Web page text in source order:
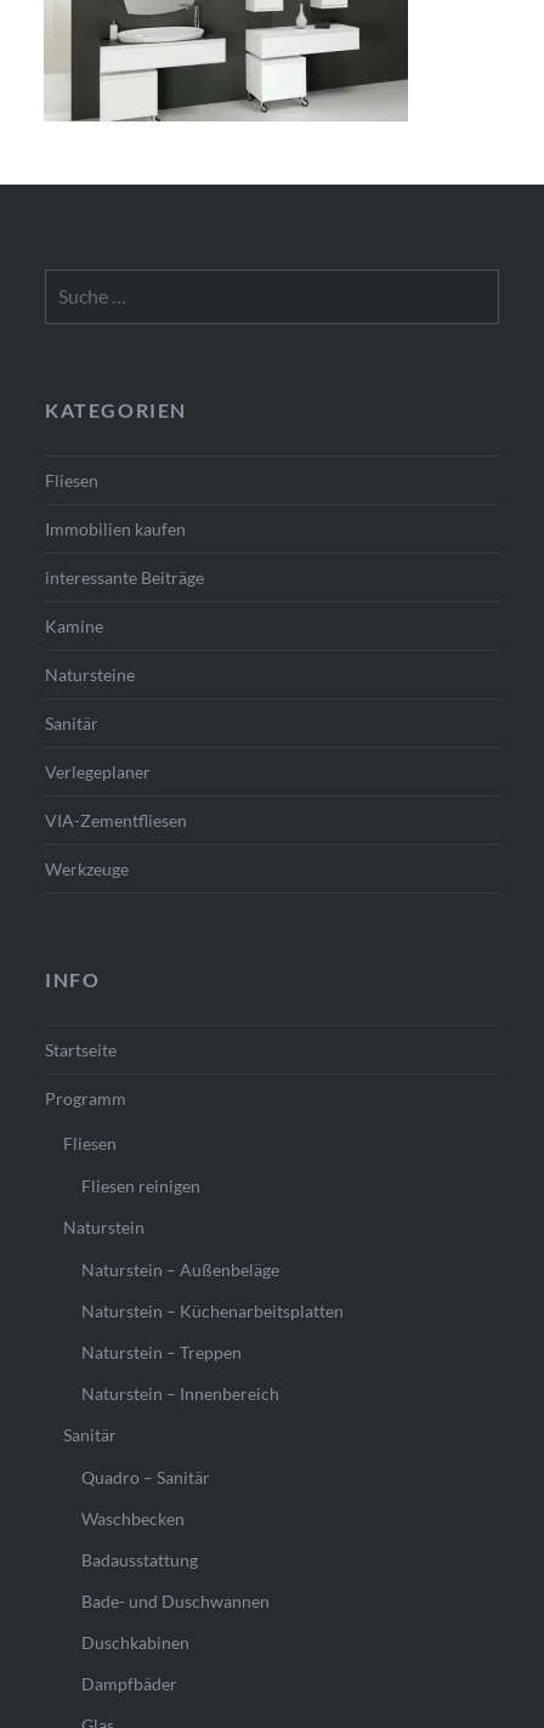
nach:
KATEGORIEN
Fliesen
Immobilien kaufen
interessante Beiträge
Kamine
Natursteine
Sanitär
Verlegeplaner
VIA-Zementfliesen
Werkzeuge
INFO
Startseite
Programm
Fliesen
Fliesen reinigen
Naturstein
Naturstein – Außenbeläge
Naturstein – Küchenarbeitsplatten
Naturstein – Treppen
Naturstein – Innenbereich
Sanitär
Quadro – Sanitär
Waschbecken
Badausstattung
Bade- und Duschwannen
Duschkabinen
Dampfbäder